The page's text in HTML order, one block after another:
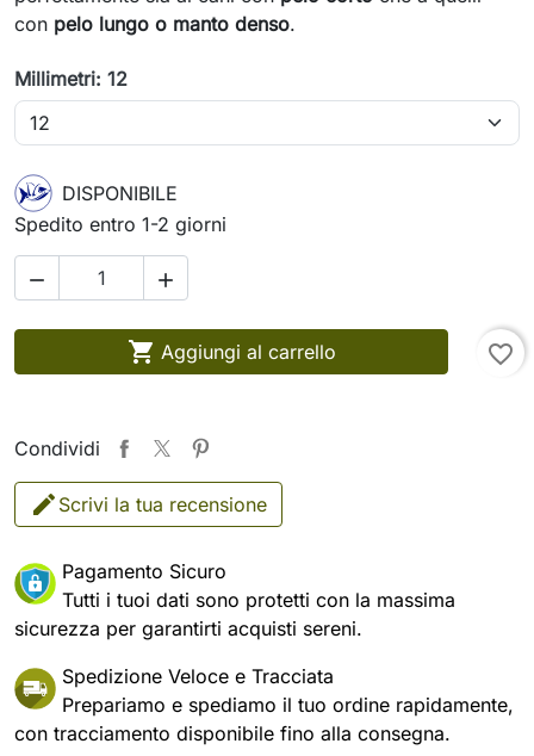
con pelo lungo o manto denso.
Millimetri: 12
DISPONIBILE
Spedito entro 1-2 giorni
 
 Aggiungi al carrello favorite_border
Condividi
Scrivi la tua recensione
Pagamento Sicuro
Tutti i tuoi dati sono protetti con la massima
sicurezza per garantirti acquisti sereni.
Spedizione Veloce e Tracciata
Prepariamo e spediamo il tuo ordine rapidamente,
con tracciamento disponibile fino alla consegna.